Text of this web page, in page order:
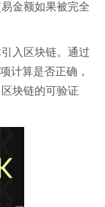
金额如果被完全
入区块链。通过
计算是否正确，
块链的可验证